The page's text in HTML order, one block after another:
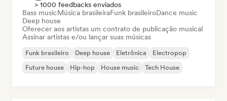
> 1000 feedbacks enviados
Bass musicMúsica brasileiraFunk brasileiroDance music
Deep house
Oferecer aos artistas um contrato de publicação musical
Assinar artistas e/ou lançar suas músicas
Funk brasileiro Deep house Eletrônica
Electropop
Future house
Hip-hop House music Tech House